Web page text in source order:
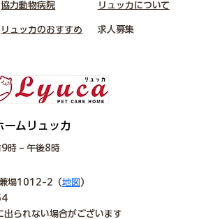
​協力動物病院 リュッカについて
リュッカのおすすめ ​求人募集
ームリュッカ
時 – 午後8時
場1012-2（地図 ）
られない場合がございます